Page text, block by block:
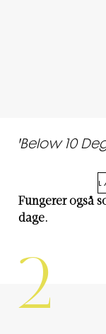
'Below 10
Fungerer også
dage.
2